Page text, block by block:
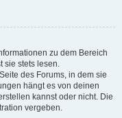
zu dem Bereich
sie stets lesen.
des Forums, in dem sie
hängt es von deinen
kannst oder nicht. Die
vergeben.